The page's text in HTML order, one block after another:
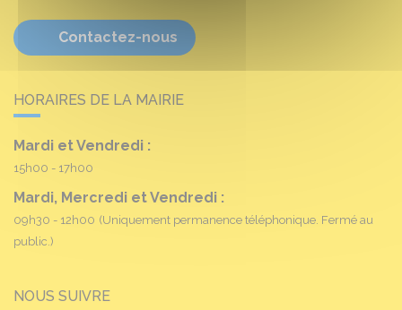
Contactez-nous
HORAIRES DE LA MAIRIE
Mardi et Vendredi :
15h00 - 17h00
Mardi, Mercredi et Vendredi :
09h30 - 12h00 (Uniquement permanence téléphonique. Fermé au
public.)
NOUS SUIVRE